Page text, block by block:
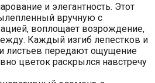
и элегантность. Этот
вручную с
воплощает возрождение,
Каждый изгиб лепестков и
листьев передают ощущение
цветок раскрылся навстречу